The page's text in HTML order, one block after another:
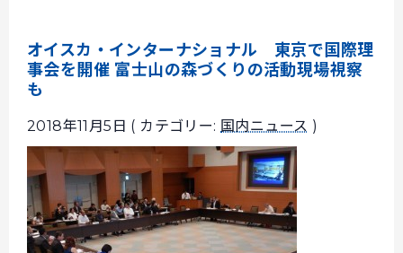
オイスカ・インターナショナル 東京で国際理
事会を開催 富士山の森づくりの活動現場視察
も
2018年11月5日 ( カテゴリー: 国内ニュース )